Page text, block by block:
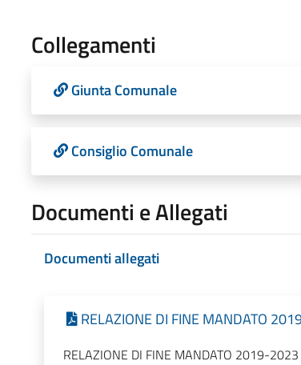
Collegamenti
Giunta Comunale
Consiglio Comunale
Documenti e Allegati
Documenti allegati
RELAZIONE DI FINE MANDATO
RELAZIONE DI FINE MANDATO 2019-2023